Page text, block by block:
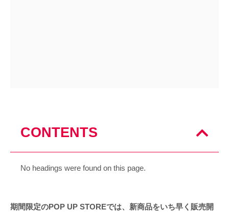
CONTENTS
No headings were found on this page.
期間限定のPOP UP STOREでは、新商品をいち早く販売開